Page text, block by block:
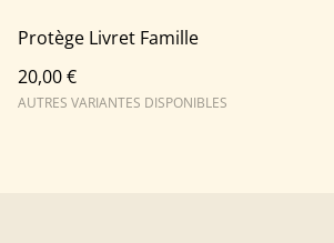
Protège Livret Famille
20,00 €
AUTRES VARIANTES DISPONIBLES